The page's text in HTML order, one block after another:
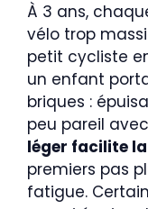
À 3 ans,
vélo trop
petit cycliste
un enfant
briques :
peu pareil
léger facilite
premiers pas
fatigue.